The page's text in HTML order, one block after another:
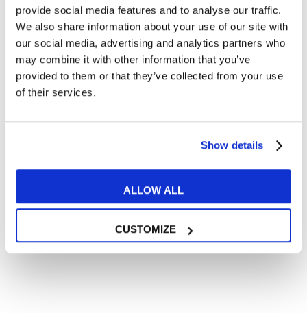
provide social media features and to analyse our traffic.
We also share information about your use of our site with
our social media, advertising and analytics partners who
may combine it with other information that you’ve
provided to them or that they’ve collected from your use
of their services.
Show details
ALLOW ALL
CUSTOMIZE
Articoli dedicati a inglese nel mondo del lavoro
Articoli con tips e new sulla lingua inglese
Articoli divertenti su film e musica
In quanto di età superiore ai 16 anni, dichiaro di acconsentire
al trattamento dei miei dati personali in conformità
all’informativa privacy
** le sedi contrassegnate con * offrono sempre solo corsi online
RICHIEDI INFORMAZIONI